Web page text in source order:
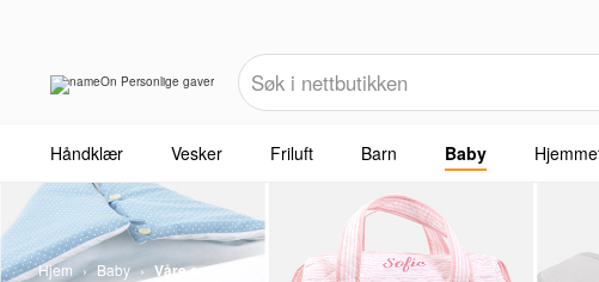
Håndklær Vesker Friluft Barn Baby
Hjem › Baby › Våre serier